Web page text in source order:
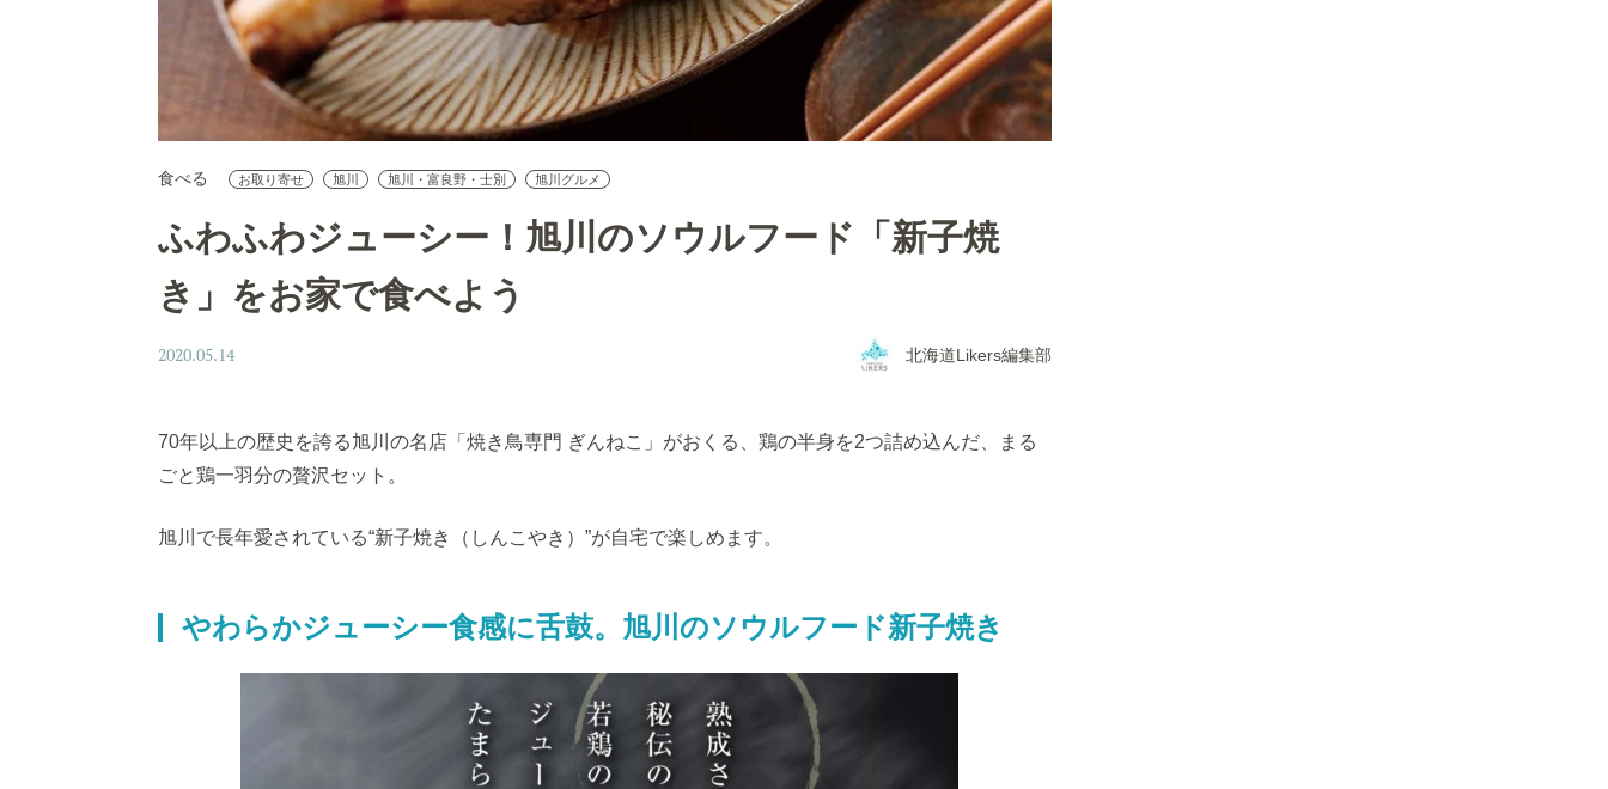
食べる お取り寄せ 旭川 旭川・富良野・士別 旭川グルメ
ふわふわジューシー！旭川のソウルフード「新子焼
き」をお家で食べよう
2020.05.14 北海道Likers編集部
70年以上の歴史を誇る旭川の名店「焼き鳥専門 ぎんねこ」がおくる、鶏の半身を2つ詰め込んだ、まる
ごと鶏一羽分の贅沢セット。
旭川で長年愛されている“新子焼き（しんこやき）”が自宅で楽しめます。
やわらかジューシー食感に舌鼓。旭川のソウルフード新子焼き